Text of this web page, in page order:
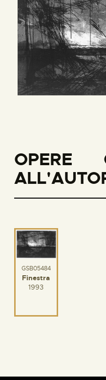
OPERE
GSB05484
Finestra
1993